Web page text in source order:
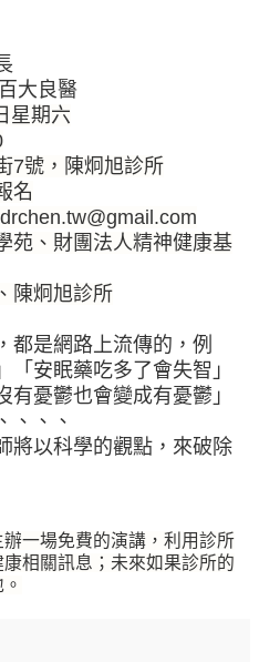
良醫
星期六
7號，陳炯旭診所
名
苑、財團法人精神健康基
陳炯旭診所
都是網路上流傳的，例
安眠藥吃多了會失智」
有憂鬱也會變成有憂鬱」
、、、
將以科學的觀點，來破除
一場免費的演講，利用診所
相關訊息；未來如果診所的